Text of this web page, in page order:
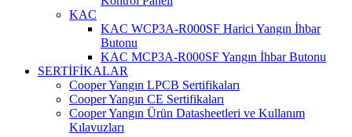
KAC
KAC WCP3A-R000SF Harici Yangın İhbar
Butonu
KAC MCP3A-R000SF Yangın İhbar Butonu
SERTİFİKALAR
Cooper Yangın LPCB Sertifikaları
Cooper Yangın CE Sertifikaları
Cooper Yangın Ürün Datasheetleri ve Kullanım
Kılavuzları